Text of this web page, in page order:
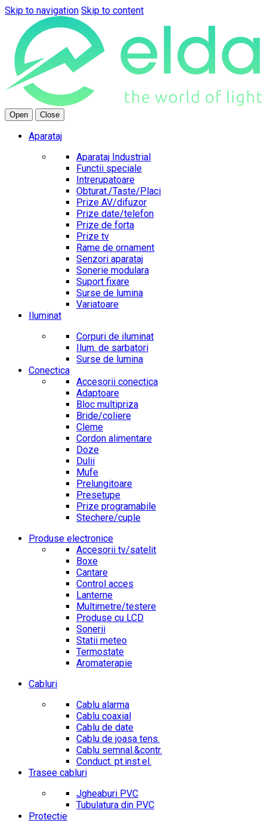
Skip to navigation Skip to content
Open Close
Aparataj
Aparataj Industrial
Functii speciale
Intrerupatoare
Obturat./Taste/Placi
Prize AV/difuzor
Prize date/telefon
Prize de forta
Prize tv
Rame de ornament
Senzori aparataj
Sonerie modulara
Suport fixare
Surse de lumina
Variatoare
Iluminat
Corpuri de iluminat
Ilum. de sarbatori
Surse de lumina
Conectica
Accesorii conectica
Adaptoare
Bloc multipriza
Bride/coliere
Cleme
Cordon alimentare
Doze
Dulii
Mufe
Prelungitoare
Presetupe
Prize programabile
Stechere/cuple
Produse electronice
Accesorii tv/satelit
Boxe
Cantare
Control acces
Lanterne
Multimetre/testere
Produse cu LCD
Sonerii
Statii meteo
Termostate
Aromaterapie
Cabluri
Cablu alarma
Cablu coaxial
Cablu de date
Cablu de joasa tens.
Cablu semnal.&contr.
Conduct. pt.inst.el.
Trasee cabluri
Jgheaburi PVC
Tubulatura din PVC
Protectie